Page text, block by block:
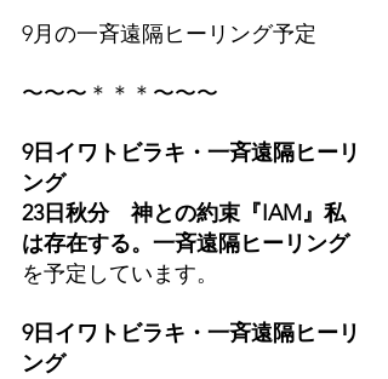
9月の一斉遠隔ヒーリング予定
〜〜〜＊＊＊〜〜〜
9日イワトビラキ・一斉遠隔ヒーリ
ング
23日秋分　神との約束『IAM』私
は存在する。一斉遠隔ヒーリング
を予定しています。
9日イワトビラキ・一斉遠隔ヒーリ
ング